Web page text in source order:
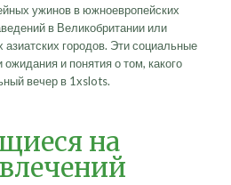
ужинов в южноевропейских
в Великобритании или
азиатских городов. Эти социальные
и понятия о том, какого
вечер в 1xslots.
на